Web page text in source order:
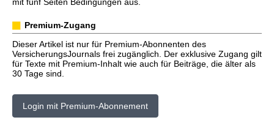
Premium-Zugang
Dieser Artikel ist nur für Premium-Abonnenten des
VersicherungsJournals frei zugänglich. Der exklusive Zugang gilt
für Texte mit Premium-Inhalt wie auch für Beiträge, die älter als
30 Tage sind.
Login mit Premium-Abonnement